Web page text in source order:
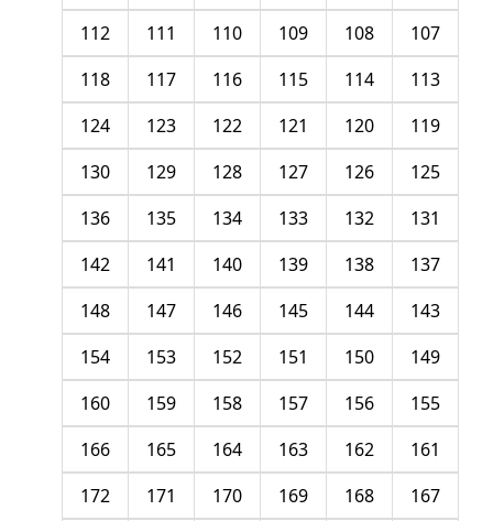
107
108
109
110
111
112
113
114
115
116
117
118
119
120
121
122
123
124
125
126
127
128
129
130
131
132
133
134
135
136
137
138
139
140
141
142
143
144
145
146
147
148
149
150
151
152
153
154
155
156
157
158
159
160
161
162
163
164
165
166
167
168
169
170
171
172